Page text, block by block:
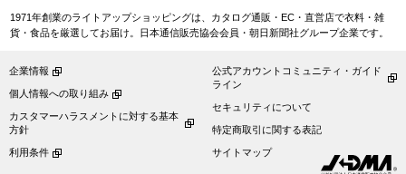
おすすめ特集
【特集】
1971年創業のライトアップショッピングは、カタログ通販・EC・直営店で衣料・雑
貨・食品を厳選してお届け。日本通信販売協会会員・朝日新聞社グループ企業です。
企業情報
個人情報への取り組み
カスタマーハラスメントに対する基本
方針
利用条件
公式アカウントコミュニティ・ガイド
ライン
セキュリティについて
特定商取引に関する表記
サイトマップ